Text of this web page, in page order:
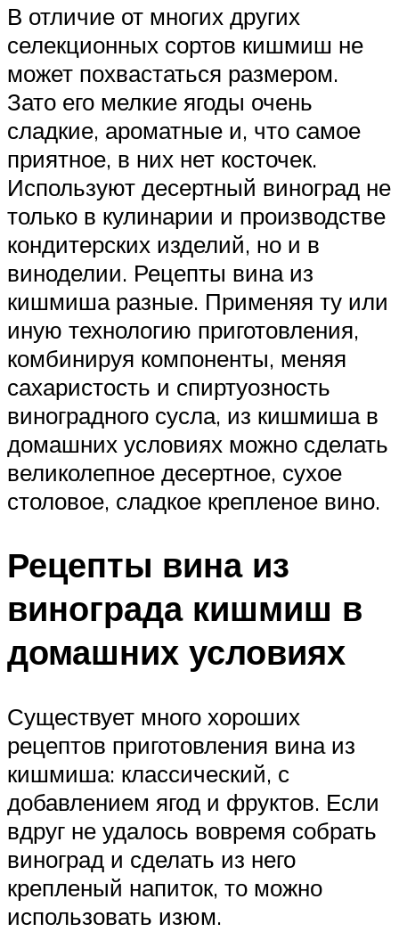
В отличие от многих других
селекционных сортов кишмиш не
может похвастаться размером.
Зато его мелкие ягоды очень
сладкие, ароматные и, что самое
приятное, в них нет косточек.
Используют десертный виноград не
только в кулинарии и производстве
кондитерских изделий, но и в
виноделии. Рецепты вина из
кишмиша разные. Применяя ту или
иную технологию приготовления,
комбинируя компоненты, меняя
сахаристость и спиртуозность
виноградного сусла, из кишмиша в
домашних условиях можно сделать
великолепное десертное, сухое
столовое, сладкое крепленое вино.
Рецепты вина из
винограда кишмиш в
домашних условиях
Существует много хороших
рецептов приготовления вина из
кишмиша: классический, с
добавлением ягод и фруктов. Если
вдруг не удалось вовремя собрать
виноград и сделать из него
крепленый напиток, то можно
использовать изюм.